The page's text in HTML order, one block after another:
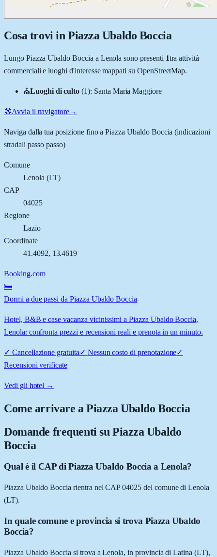
Cosa trovi in Piazza Ubaldo Boccia
Lungo Piazza Ubaldo Boccia a Lenola sono presenti 1tra attività
commerciali e luoghi d'interesse mappati su OpenStreetMap.
⛪Luoghi di culto (1): Santa Maria Maggiore
🧭Avvia il navigatore→
Naviga dalla tua posizione fino aPiazza Ubaldo Boccia (indicazioni
stradali passo passo)
Comune
Lenola (LT)
CAP
04025
Regione
Lazio
Coordinate
41.4092, 13.4619
Booking.com
🛏️
Dormi a due passi da Piazza Ubaldo Boccia
Hotel, B&B e case vacanza vicinissimi a Piazza Ubaldo Boccia,
Lenola: confronta prezzi e recensioni reali e prenota in un minuto.
✓ Cancellazione gratuita✓ Nessun costo di prenotazione✓
Recensioni verificate
Vedi gli hotel →
Come arrivare aPiazza Ubaldo Boccia
Domande frequenti su Piazza Ubaldo
Boccia
Qual è il CAP di Piazza Ubaldo Boccia a Lenola?
Piazza Ubaldo Boccia rientra nel CAP 04025 del comune di Lenola
(LT).
In quale comune e provincia si trova Piazza Ubaldo
Boccia?
Piazza Ubaldo Boccia si trova a Lenola, in provincia di Latina (LT),